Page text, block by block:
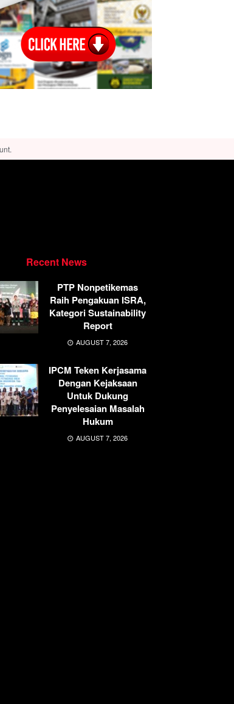
Recent News
PTP Nonpetikemas
Raih Pengakuan ISRA,
Kategori Sustainability
Report
AUGUST 7, 2026
IPCM Teken Kerjasama
Dengan Kejaksaan
Untuk Dukung
Penyelesaian Masalah
Hukum
AUGUST 7, 2026